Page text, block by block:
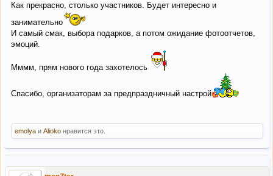
Как прекрасно, столько участников. Будет интересно и
занимательно
И самый смак, выбора подарков, а потом ожидание фотоотчетов,
эмоций.
Мммм, прям нового года захотелось
Спасибо, организаторам за предпраздничный настрой
emolya и Alioko нравится это.